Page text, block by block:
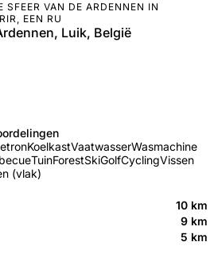
VAN DE ARDENNEN IN
EEN RU
Luik, België
KoelkastVaatwasserWasmachine
TuinForestSkiGolfCyclingVissen
(vlak)
10 km
9 km
5 km